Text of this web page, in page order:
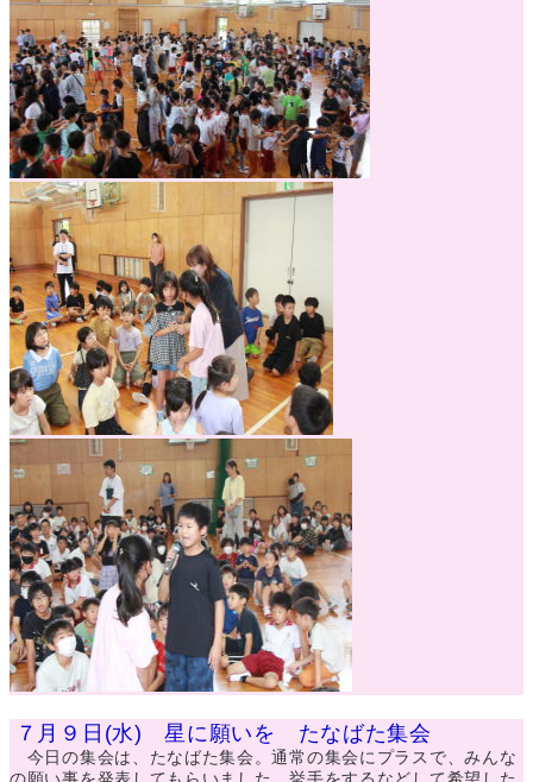
７月９日(水) 星に願いを たなばた集会
今日の集会は、たなばた集会。通常の集会にプラスで、みんな